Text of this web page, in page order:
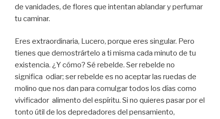
de vanidades, de flores que intentan ablandar y perfumar
tu caminar.
Eres extraordinaria, Lucero, porque eres singular. Pero
tienes que demostrártelo a ti misma cada minuto de tu
existencia. ¿Y cómo? Sé rebelde. Ser rebelde no
significa odiar; ser rebelde es no aceptar las ruedas de
molino que nos dan para comulgar todos los días como
vivificador alimento del espíritu. Si no quieres pasar por el
tonto útil de los depredadores del pensamiento,